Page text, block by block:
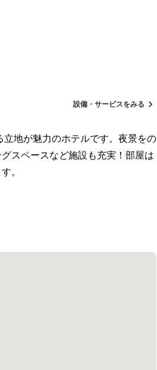
設備・サービスをみる
地が魅力のホテルです。夜景をの
スペースなど施設も充実！部屋は
。